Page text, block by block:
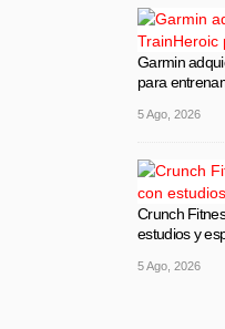
Garmin
para
5 Ago, 2026
Crunch
estudios y
5 Ago, 2026